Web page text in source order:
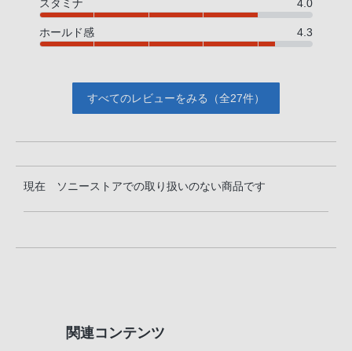
スタミナ 4.0
ホールド感 4.3
すべてのレビューをみる（全27件）
現在 ソニーストアでの取り扱いのない商品です
関連コンテンツ